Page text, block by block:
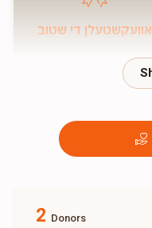
אוועקשטעלן די שטוב
2 Donors